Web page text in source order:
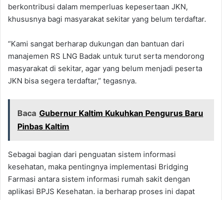
berkontribusi dalam memperluas kepesertaan JKN,
khususnya bagi masyarakat sekitar yang belum terdaftar.
“Kami sangat berharap dukungan dan bantuan dari
manajemen RS LNG Badak untuk turut serta mendorong
masyarakat di sekitar, agar yang belum menjadi peserta
JKN bisa segera terdaftar,” tegasnya.
Baca Gubernur Kaltim Kukuhkan Pengurus Baru
Pinbas Kaltim
Sebagai bagian dari penguatan sistem informasi
kesehatan, maka pentingnya implementasi Bridging
Farmasi antara sistem informasi rumah sakit dengan
aplikasi BPJS Kesehatan. ia berharap proses ini dapat